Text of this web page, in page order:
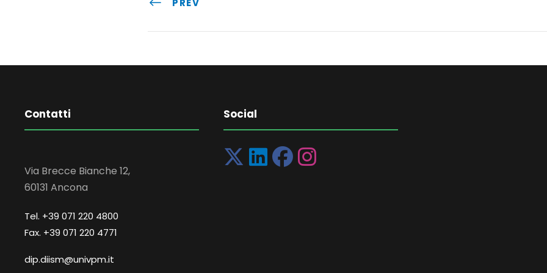
PREV
Contatti
Via Brecce Bianche 12,
60131 Ancona
Tel. +39 071 220 4800
Fax. +39 071 220 4771
dip.diism@univpm.it
Social